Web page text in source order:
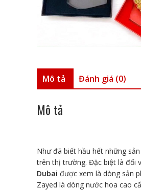
Mô tả Đánh giá (0)
Mô tả
Như đã biết hầu hết những
trên thị trường. Đặc biệt là đối
Dubai được xem là dòng sản
Zayed là dòng nước hoa cao